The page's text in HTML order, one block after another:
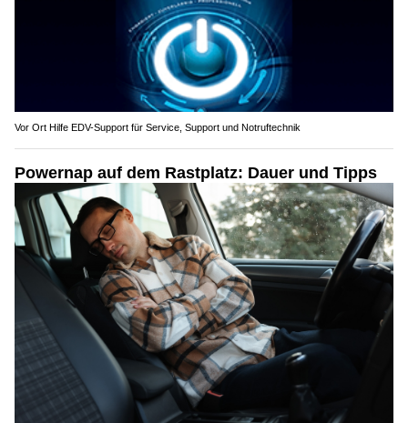
Vor Ort Hilfe EDV-Support für Service, Support und Notruftechnik
Powernap auf dem Rastplatz: Dauer und Tipps